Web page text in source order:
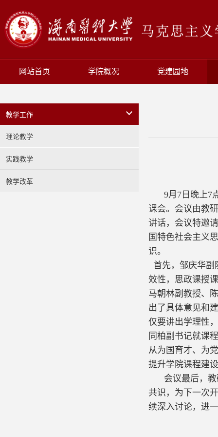
网站首页 学院概况 党建园地
教学工作
理论教学
实践教学
教学改革
9月7日晚上7
课会。会议由教
讲话，会议特邀
国特色社会主义
识。
首先，邹庆华副
效性，思政课授
马朝林副教授、
出了具体意见和
仅要讲出学理性
同柏副书记就课
从为国育才、为
提升学院课程建
会议最后，
共识，为下一次
续深入讨论，进